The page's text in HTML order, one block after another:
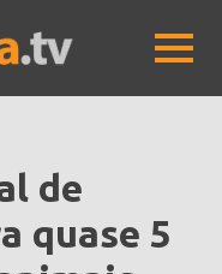
de
quase 5